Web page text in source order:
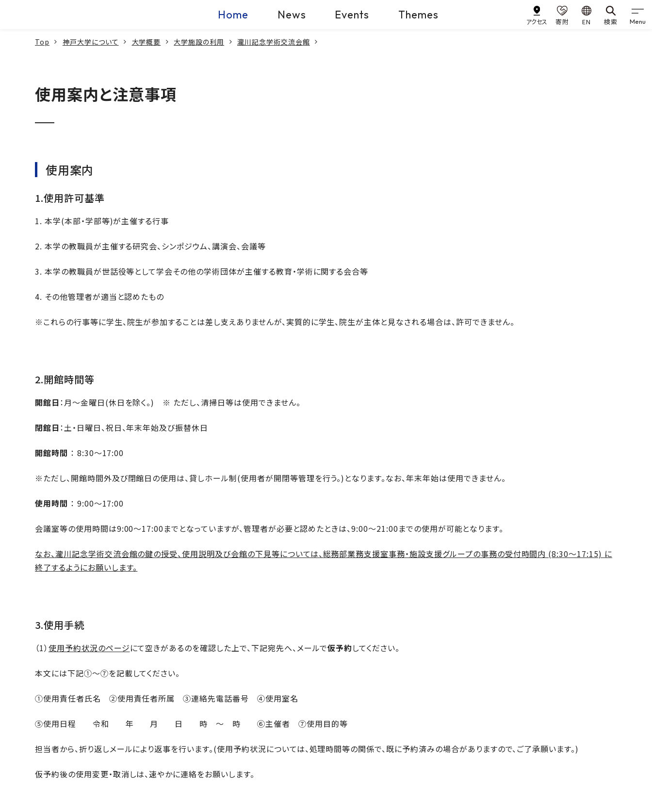
Home News Events Themes
アクセス 寄附 EN 検索 Menu
Top 神戸大学について 大学概要 大学施設の利用 瀧川記念学術交流会館
使用案内と注意事項
使用案内
1.使用許可基準
1. 本学(本部・学部等)が主催する行事
2. 本学の教職員が主催する研究会、シンポジウム、講演会、会議等
3. 本学の教職員が世話役等として学会その他の学術団体が主催する教育・学術に関する会合等
4. その他管理者が適当と認めたもの
※これらの行事等に学生、院生が参加することは差し支えありませんが、実質的に学生、院生が主体と見なされる場合は、許可できません。
2.開館時間等
開館日 ：月～金曜日(休日を除く。) ※ ただし、清掃日等は使用できません。
閉館日 ：土・日曜日、祝日、年末年始及び振替休日
開館時間 ： 8:30～17:00
※ただし、開館時間外及び閉館日の使用は、貸しホール制(使用者が開閉等管理を行う。)となります。なお、年末年始は使用できません。
使用時間 ： 9:00～17:00
会議室等の使用時間は9:00～17:00までとなっていますが、管理者が必要と認めたときは、9:00～21:00までの使用が可能となります。
なお、瀧川記念学術交流会館の鍵の授受、使用説明及び会館の下見等については、総務部業務支援室事務・施設支援グループの事務の受付時間内 (8:30～17:15) に
終了するようにお願いします。
3.使用手続
（1） 使用予約状況のページにて空きがあるのを確認した上で、下記宛先へ、メールで仮予約してください。
本文には下記①～⑦を記載してください。
①使用責任者氏名 ②使用責任者所属 ③連絡先電話番号 ④使用室名
⑤使用日程 令和 年 月 日 時 ～ 時 ⑥主催者 ⑦使用目的等
担当者から、折り返しメールにより返事を行います。(使用予約状況については、処理時間等の関係で、既に予約済みの場合がありますので、ご了承願います。)
仮予約後の使用変更・取消しは、速やかに連絡をお願いします。